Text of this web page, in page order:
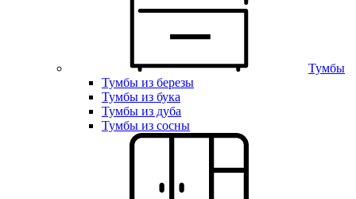
Тумбы
Тумбы из березы
Тумбы из бука
Тумбы из дуба
Тумбы из сосны